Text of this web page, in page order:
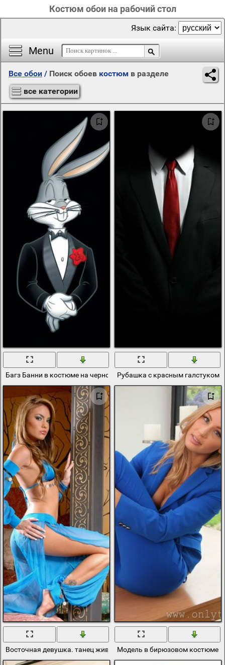
Костюм обои на рабочий стол
Menu
Язык сайта:
Все обои / Поиск обоев костюм в разделе
все категории
Багз Банни в костюме на черном фонеРубашка с красным
Восточная девушка. танец живота. голубой костюм для
Модель в бирюзовом костюме